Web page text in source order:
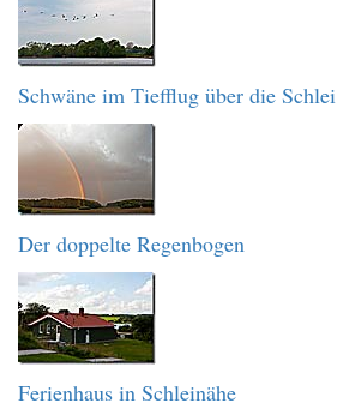
Schwäne im Tiefflug über die Schlei
Der doppelte Regenbogen
Ferienhaus in Schleinähe